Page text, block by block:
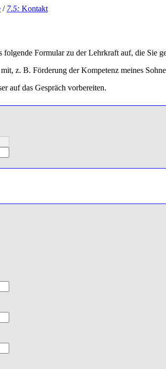
/ 7.5: Kontakt
folgende Formular zu der Lehrkraft auf, die Sie
z. B. Förderung der Kompetenz meines
auf das Gespräch vorbereiten.